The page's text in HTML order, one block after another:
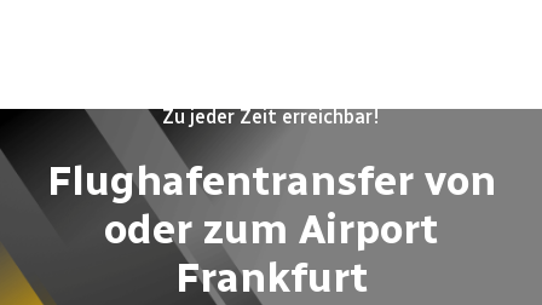
Zu jeder Zeit erreichbar!
Flughafentransfer von
oder zum Airport
Frankfurt